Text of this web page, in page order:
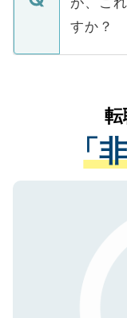
みを人材
ています。
ご本人の
支援を目
ているす
は、個人
管理基準
る、プラ
で、機密
すか？
かがいし
経験をま
させてい
ない方に
ので、ま
「